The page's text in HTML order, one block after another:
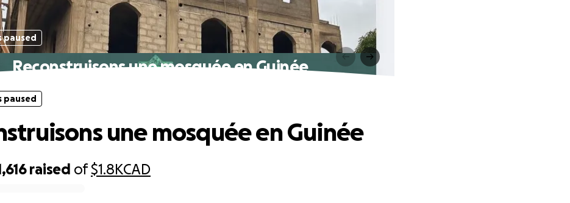
paused
Reconstruisons une mosquée en Guinée
raised of$1.8KCAD
paused
une mosquée en Guinée